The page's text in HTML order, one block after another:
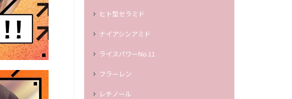
ヒト型セラミド
ナイアシンアミド
ライスパワーNo.11
フラーレン
レチノール